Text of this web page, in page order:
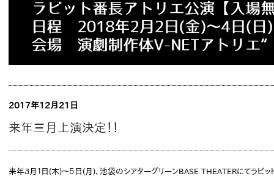
2017年12月21日
来年三月上演決定！！
来年３月１日(木)～５日(月)、池袋のシアターグリーンBASE THEATERにてラビッ